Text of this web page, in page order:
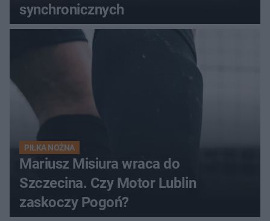
synchronicznych
PIŁKA NOŻNA
Mariusz Misiura wraca do
Szczecina. Czy Motor Lublin
zaskoczy Pogoń?